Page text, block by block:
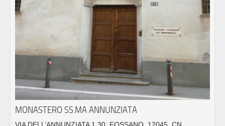
MONASTERO SS.MA ANNUNZIATA